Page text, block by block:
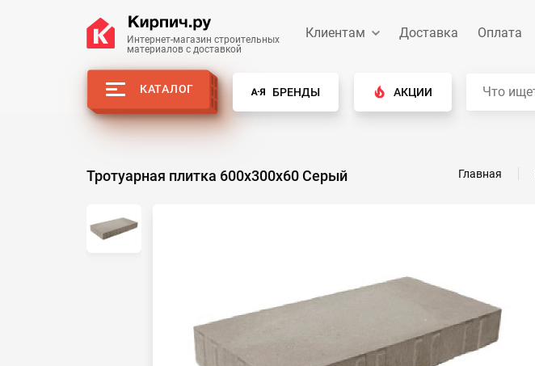
Интернет-магазин строительных
материалов с доставкой
Клиентам Доставка Оплата
КАТАЛОГ БРЕНДЫ АКЦИИ
Тротуарная плитка 600х300х60 Серый Главная